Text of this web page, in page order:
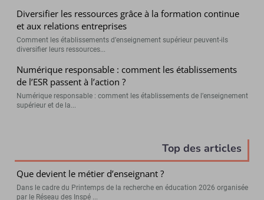
Diversifier les ressources grâce à la formation continue
et aux relations entreprises
Comment les établissements d’enseignement supérieur peuvent-ils
diversifier leurs ressources...
Numérique responsable : comment les établissements
de l’ESR passent à l’action ?
Numérique responsable : comment les établissements de l’enseignement
supérieur et de la...
Top des articles
Que devient le métier d’enseignant ?
Dans le cadre du Printemps de la recherche en éducation 2026 organisée
par le Réseau des Inspé ...